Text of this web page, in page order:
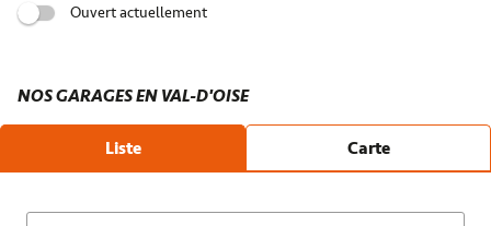
Ouvert actuellement
NOS GARAGES EN VAL-D'OISE
Liste Carte